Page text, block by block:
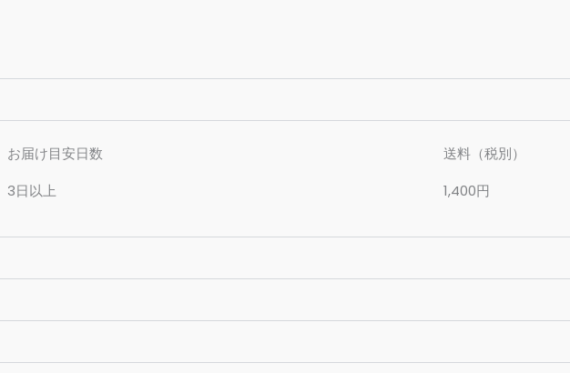
お届け目安日数
送料（税別）
3日以上 1,400円